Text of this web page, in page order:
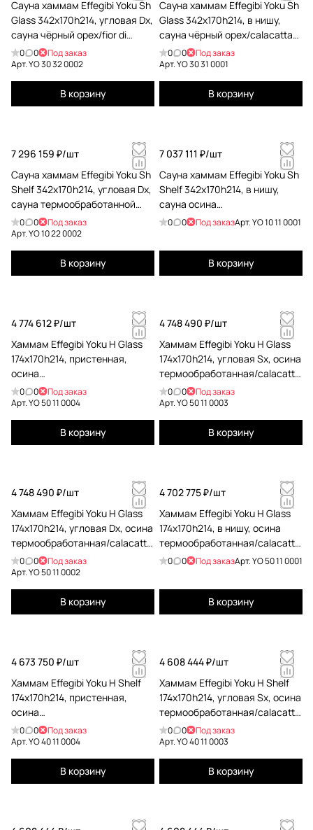
Сауна хаммам Effegibi Yoku Sh
Glass 342x170h214, угловая Dx,
сауна чёрный орех/fior di
bosco tortora YO 30 32 0002
0 0
Под заказ
Арт.YO 30 32 0002
В корзину
Сауна хаммам Effegibi Yoku Sh
Glass 342x170h214, в нишу,
сауна чёрный орех/calacatta
gold extra YO 30 31 0001
0 0
Под заказ
Арт.YO 30 31 0001
В корзину
7 296 159 ₽/шт
Сауна хаммам Effegibi Yoku Sh
Shelf 342x170h214, угловая Dx,
сауна термообработанной
древесины/fior di bosco tortora
YO 10 22 0002
0 0
Под заказ
Арт.YO 10 22 0002
В корзину
7 037 111 ₽/шт
Сауна хаммам Effegibi Yoku Sh
Shelf 342x170h214, в нишу,
сауна осина
термообработанная/хаммам
0001
0 0 Под заказАрт.YO 10 11 0001
В корзину
4 774 612 ₽/шт
Хаммам Effegibi Yoku H Glass
174x170h214, пристенная,
осина
термообработанная/calacatta
gold extra YO 50 11 0004
0 0
Под заказ
Арт.YO 50 11 0004
В корзину
4 748 490 ₽/шт
Хаммам Effegibi Yoku H Glass
174x170h214, угловая Sx, осина
термообработанная/calacatta
gold extra YO 50 11 0003
0 0
Под заказ
Арт.YO 50 11 0003
В корзину
4 748 490 ₽/шт
Хаммам Effegibi Yoku H Glass
174x170h214, угловая Dx, осина
термообработанная/calacatta
gold extra YO 50 11 0002
0 0
Под заказ
Арт.YO 50 11 0002
В корзину
4 702 775 ₽/шт
Хаммам Effegibi Yoku H Glass
174x170h214, в нишу, осина
термообработанная/calacatta
gold extra YO 50 11 0001
0 0 Под заказАрт.YO 50 11 0001
В корзину
4 673 750 ₽/шт
Хаммам Effegibi Yoku H Shelf
174x170h214, пристенная,
осина
термообработанная/calacatta
gold extra YO 40 11 0004
0 0
Под заказ
Арт.YO 40 11 0004
В корзину
4 608 444 ₽/шт
Хаммам Effegibi Yoku H Shelf
174x170h214, угловая Sx, осина
термообработанная/calacatta
gold extra YO 40 11 0003
0 0
Под заказ
Арт.YO 40 11 0003
В корзину